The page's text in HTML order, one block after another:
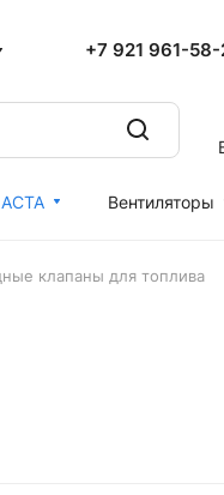
+7 921 961-
АСТА Вентиляторы
клапаны для топлива